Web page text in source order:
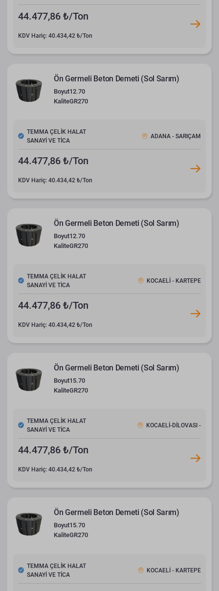
44.477,86 ₺/Ton
KDV Hariç: 40.434,42 ₺/Ton
Ön Germeli Beton Demeti (Sol Sarım)
Boyut12.70
KaliteGR270
TEMMA ÇELİK HALAT
SANAYİ VE TİCA
ADANA - SARIÇAM
44.477,86 ₺/Ton
KDV Hariç: 40.434,42 ₺/Ton
Ön Germeli Beton Demeti (Sol Sarım)
Boyut12.70
KaliteGR270
TEMMA ÇELİK HALAT
SANAYİ VE TİCA
KOCAELİ - KARTEPE
44.477,86 ₺/Ton
KDV Hariç: 40.434,42 ₺/Ton
Ön Germeli Beton Demeti (Sol Sarım)
Boyut15.70
KaliteGR270
TEMMA ÇELİK HALAT
SANAYİ VE TİCA
KOCAELİ-DİLOVASI -
44.477,86 ₺/Ton
KDV Hariç: 40.434,42 ₺/Ton
Ön Germeli Beton Demeti (Sol Sarım)
Boyut15.70
KaliteGR270
TEMMA ÇELİK HALAT
SANAYİ VE TİCA
KOCAELİ - KARTEPE